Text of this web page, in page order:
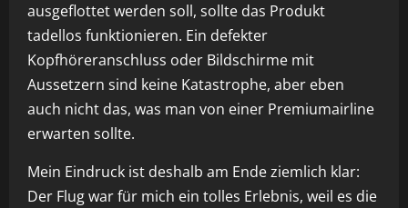
ausgeflottet werden soll, sollte das Produkt
tadellos funktionieren. Ein defekter
Kopfhöreranschluss oder Bildschirme mit
Aussetzern sind keine Katastrophe, aber eben
auch nicht das, was man von einer Premiumairline
erwarten sollte.
Mein Eindruck ist deshalb am Ende ziemlich klar:
Der Flug war für mich ein tolles Erlebnis, weil es die